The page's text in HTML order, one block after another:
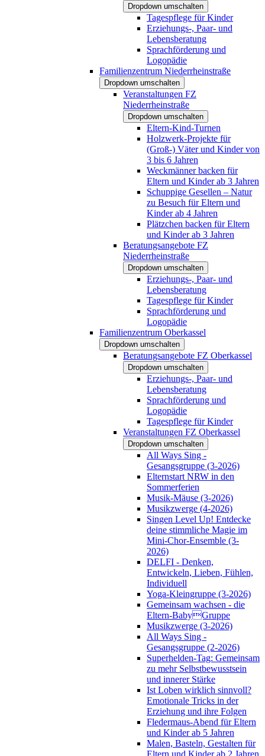
Dropdown umschalten
Tagespflege für Kinder
Erziehungs-, Paar- und
Lebensberatung
Sprachförderung und
Logopädie
Familienzentrum Niederrheinstraße
Dropdown umschalten
Veranstaltungen FZ
Niederrheinstraße
Dropdown umschalten
Eltern-Kind-Turnen
Holzwerk-Projekte für
(Groß-) Väter und Kinder von
3 bis 6 Jahren
Weckmänner backen für
Eltern und Kinder ab 3 Jahren
Schuppige Gesellen – Natur
zu Besuch für Eltern und
Kinder ab 4 Jahren
Plätzchen backen für Eltern
und Kinder ab 3 Jahren
Beratungsangebote FZ
Niederrheinstraße
Dropdown umschalten
Erziehungs-, Paar- und
Lebensberatung
Tagespflege für Kinder
Sprachförderung und
Logopädie
Familienzentrum Oberkassel
Dropdown umschalten
Beratungsangebote FZ Oberkassel
Dropdown umschalten
Erziehungs-, Paar- und
Lebensberatung
Sprachförderung und
Logopädie
Tagespflege für Kinder
Veranstaltungen FZ Oberkassel
Dropdown umschalten
All Ways Sing -
Gesangsgruppe (3-2026)
Elternstart NRW in den
Sommerferien
Musik-Mäuse (3-2026)
Musikzwerge (4-2026)
Singen Level Up! Entdecke
deine stimmliche Magie im
Mini-Chor-Ensemble (3-
2026)
DELFI - Denken,
Entwickeln, Lieben, Fühlen,
Individuell
Yoga-Kleingruppe (3-2026)
Gemeinsam wachsen - die
Eltern-BabyGruppe
Musikzwerge (3-2026)
All Ways Sing -
Gesangsgruppe (2-2026)
Superhelden-Tag: Gemeinsam
zu mehr Selbstbewusstsein
und innerer Stärke
Ist Loben wirklich sinnvoll?
Emotionale Tricks in der
Erziehung und ihre Folgen
Fledermaus-Abend für Eltern
und Kinder ab 5 Jahren
Malen, Basteln, Gestalten für
Eltern und Kinder ab 2 Jahren